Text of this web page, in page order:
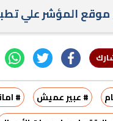
موقع المؤشر علي
# عبير عميش
#